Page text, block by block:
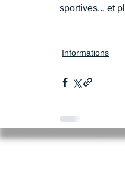
sportives... et
Informations